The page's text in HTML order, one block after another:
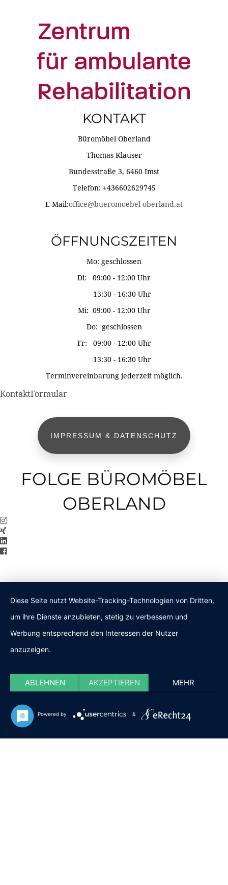
KONTAKT
Büromöbel Oberland
Thomas Klauser
Bundesstraße 3, 6460 Imst
Telefon: +436602629745
E-Mail:office@bueromoebel-oberland.at
ÖFFNUNGSZEITEN
Mo: geschlossen
Di: 09:00 - 12:00 Uhr
13:30 - 16:30 Uhr
Mi: 09:00 - 12:00 Uhr
Do: geschlossen
Fr: 09:00 - 12:00 Uhr
13:30 - 16:30 Uhr
Terminvereinbarung jederzeit möglich.
KontaktFormular
IMPRESSUM & DATENSCHUTZ
FOLGE BÜROMÖBEL
OBERLAND
Diese Seite nutzt Website-Tracking-Technologien von Dritten,
um ihre Dienste anzubieten, stetig zu verbessern und
Werbung entsprechend den Interessen der Nutzer
anzuzeigen.
ABLEHNEN AKZEPTIEREN MEHR
Powered by &